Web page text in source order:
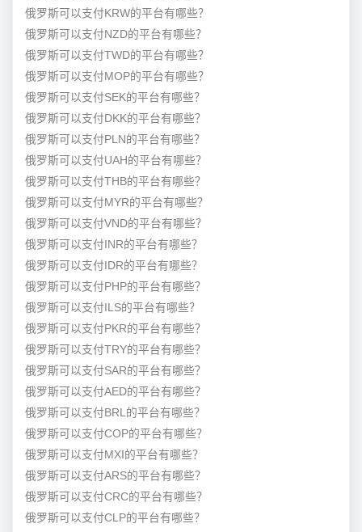
俄罗斯可以支付KRW的平台有哪些？
俄罗斯可以支付NZD的平台有哪些？
俄罗斯可以支付TWD的平台有哪些？
俄罗斯可以支付MOP的平台有哪些？
俄罗斯可以支付SEK的平台有哪些？
俄罗斯可以支付DKK的平台有哪些？
俄罗斯可以支付PLN的平台有哪些？
俄罗斯可以支付UAH的平台有哪些？
俄罗斯可以支付THB的平台有哪些？
俄罗斯可以支付MYR的平台有哪些？
俄罗斯可以支付VND的平台有哪些？
俄罗斯可以支付INR的平台有哪些？
俄罗斯可以支付IDR的平台有哪些？
俄罗斯可以支付PHP的平台有哪些？
俄罗斯可以支付ILS的平台有哪些？
俄罗斯可以支付PKR的平台有哪些？
俄罗斯可以支付TRY的平台有哪些？
俄罗斯可以支付SAR的平台有哪些？
俄罗斯可以支付AED的平台有哪些？
俄罗斯可以支付BRL的平台有哪些？
俄罗斯可以支付COP的平台有哪些？
俄罗斯可以支付MXI的平台有哪些？
俄罗斯可以支付ARS的平台有哪些？
俄罗斯可以支付CRC的平台有哪些？
俄罗斯可以支付CLP的平台有哪些？